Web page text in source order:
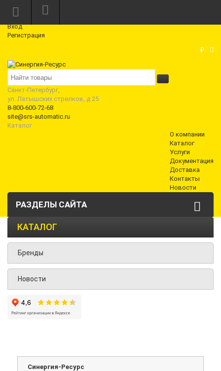
Режим работы: Пн—Пт: 10:00—18:00
Вход
Регистрация
₽
Санкт-Петербург,
ул. Латышских стрелков, д 25
8-800-600-72-68
site@srs-automatic.ru
Каталог
О компании
Каталог
Услуги
Документация
Доставка
Контакты
Новости
РАЗДЕЛЫ САЙТА
КАТАЛОГ
Бренды
Новости
Синергия-Ресурс